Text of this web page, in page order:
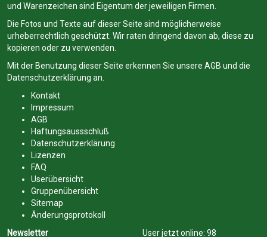
und Warenzeichen sind Eigentum der jeweiligen Firmen.
Die Fotos und Texte auf dieser Seite sind möglicherweise
urheberrechtlich geschützt. Wir raten dringend davon ab, diese zu
kopieren oder zu verwenden.
Mit der Benutzung dieser Seite erkennen Sie unsere AGB und die
Datenschutzerklärung an.
Kontakt
Impressum
AGB
Haftungsaussschluß
Datenschutzerklärung
Lizenzen
FAQ
Userübersicht
Gruppenübersicht
Sitemap
Änderungsprotokoll
Newsletter
User jetzt online: 98